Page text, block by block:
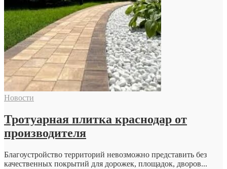
Когда
стоит
обратиться
к
репродуктологу:
основные
причины
и
возможности
современной
Новости
Тротуарная плитка краснодар от
производителя
Благоустройство территорий невозможно представить без
качественных покрытий для дорожек, площадок, дворов...